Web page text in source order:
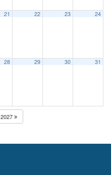
21 22 23 24
28 29 30 31
2027